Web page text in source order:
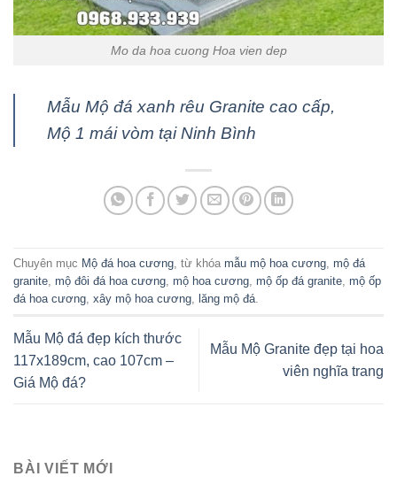
Mo da hoa cuong Hoa vien dep
Mẫu Mộ đá xanh rêu Granite cao cấp,
Mộ 1 mái vòm tại Ninh Bình
Chuyên mục Mộ đá hoa cương , từ khóa mẫu mộ hoa cương mộ đá
granite mộ đôi đá hoa cương mộ hoa cương mộ ốp đá granite mộ ốp
đá hoa cương xây mộ hoa cương lăng mộ đá
Mẫu Mộ đá đẹp kích thước
117x189cm, cao 107cm –
Giá Mộ đá?
Mẫu Mộ Granite đẹp tại hoa
viên nghĩa trang
BÀI VIẾT MỚI